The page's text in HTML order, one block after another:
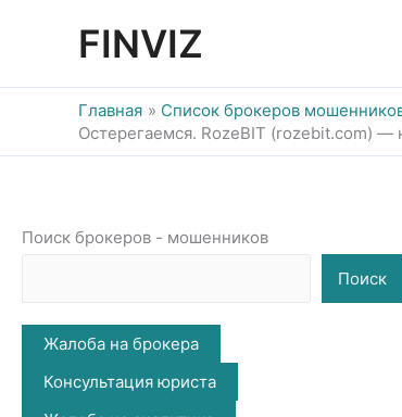
FINVIZ
Главная
Список брокеров
Остерегаемся. RozeBIT (rozebit.com) —
Поиск брокеров - мошенников
Поиск
Жалоба на брокера
Консультация юриста